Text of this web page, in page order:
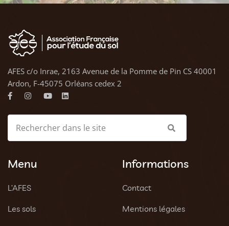
AFES c/o Inrae, 2163 Avenue de la Pomme de Pin CS 40001
Ardon, F-45075 Orléans cedex 2
Menu
L’AFES
Les sols
Informations
Contact
Mentions légales